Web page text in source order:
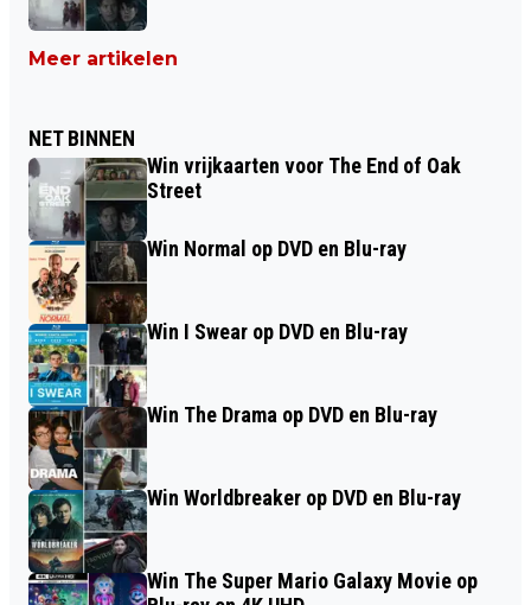
Meer artikelen
NET BINNEN
Win vrijkaarten voor The End of Oak
Street
Win Normal op DVD en Blu-ray
Win I Swear op DVD en Blu-ray
Win The Drama op DVD en Blu-ray
Win Worldbreaker op DVD en Blu-ray
Win The Super Mario Galaxy Movie op